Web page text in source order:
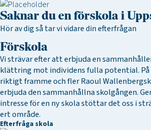
Saknar du en förskola i
Hör av dig så tar vi vidare din efterfrågan
Förskola
Vi strävar efter att erbjuda en
klättring mot individens fulla potential.
riktigt framme och fler Raoul
erbjuda den sammanhållna skolgången.
intresse för en ny skola stöttar det oss i
ert område.
Efterfråga skola